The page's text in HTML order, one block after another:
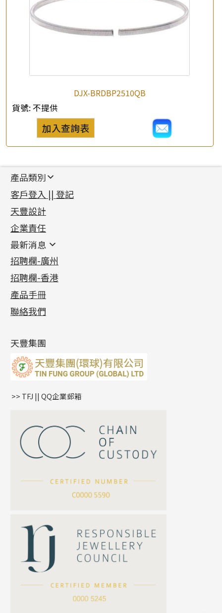
DJX-BRDBP2510QB
貨號: 不提供
加入查詢表
公司名稱
聯絡電話
產品類別
新產品
足金系列
足金配件
機織鏈系列
珠仔鏈
镶口链
管狀網鏈
十字車花鏈系列
十字閃O鏈系列
十字錘打鏈系列
側身車花鏈系列
側身鏈系列
雙十字鏈系列
水波鏈系列
蛇骨鏈系列
鏈尾系列
嘴唇鏈系列
S車花鏈系列
珍珠鏈系列
坦克鏈系列
滿天星鏈系列
方假繩鏈系列
首飾配件
耳環類配件
卷迫系列
螺絲迫系列
梅花迫系列
平臺迫系列
綫拍系列
美拍系列
耳環扣系列
耳綫/耳鈎系列
耳環爪頭
耳環
鏈類配件
動感車花吊墜
調節珠系列
生圈扣系列
龍蝦扣系列
鴨俐制系列
字母吊墜
相盒吊墜
項鏈吊墜
生肖吊墜
星座吊墜
珠扣
其他類配件
珠盤系列
袖口鈕系列
焊片及鐳射綫
空心車花管
珠類配件
無孔光身珠
空心光身珠
無孔批花珠
鑲口類
四爪頭系列
六爪頭系列
車花片
動感車花片
鑲口戒指
鑲口手鏈系列
首飾系列
手镯系列
戒指系列
空心耳環
空心车花管首饰链
空心手鐲系列
貴金屬原料
千足金
記憶金屬系列
記憶戒指
拉簧珠珠手鏈
記憶鈦手鐲
客戶登入 || 登記
天豐設計
企業責任
最新消息
最新消息
各項證書(2)
相片集(9)
展覽會資訊
最新產品資訊
招聘欄-廣州
招聘欄-香港
產品手冊
聯絡我們
天豐集團
>> TFJ || QQ企業郵箱